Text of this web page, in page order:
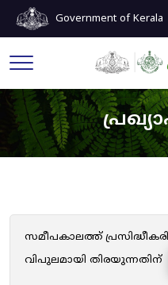
Government of Kerala
സമീപകാലത്ത്
വിപുലമായി തിരയുന്നതിന്